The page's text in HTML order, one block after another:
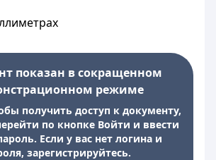
показан в сокращенном
режиме
получить доступ к документу,
по кнопке Войти и ввести
Если у вас нет логина и
зарегистрируйтесь.